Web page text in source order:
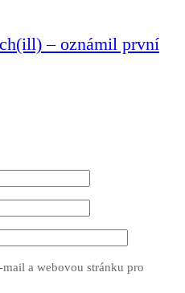
– oznámil první
a webovou stránku pro